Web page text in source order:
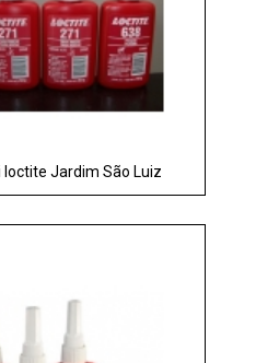
loctite Jardim São Luiz